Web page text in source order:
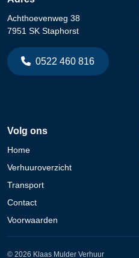
Achthoevenweg 38
7951 SK Staphorst
0522 460 816
Volg ons
Home
Verhuuroverzicht
Transport
Contact
Voorwaarden
© 2026 Klaas Mulder Verhuur